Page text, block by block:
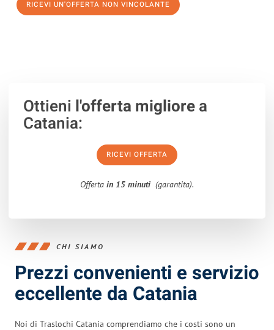
RICEVI UN'OFFERTA NON VINCOLANTE
Ottieni l'offerta migliorea
Catania:
RICEVI OFFERTA
Offerta in 15 minuti (garantita).
CHI SIAMO
Prezzi convenienti e servizio
eccellente da Catania
Noi di Traslochi Catania comprendiamo che i costi sono un